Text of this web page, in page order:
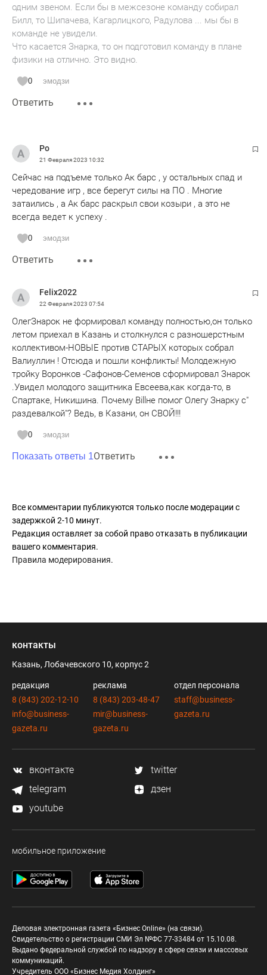
одним звеном. Если бы в межсезоне команду собирал
Билл, то Шипачева, Кагарлицкого, Радулова ... мы бы в
команде не увидели.
Что касается Знарка, то он подготовил команду в плане
физики на отлично. Это видно.
0 эмодзи
Ответить
Ро
21 Февраля 2023 10:32
Сейчас на подъеме только Ак барс , у остальных спад и
чередование игр , все берегут силы на ПО . Многие
затаились , а Ак барс раскрыл свои козыри , а это не
всегда ведет к успеху .
0 эмодзи
Ответить
Felix2022
22 Февраля 2023 07:54
ОлегЗнарок не формировал команду полностью,он только
летом приехал в Казань и столкнулся с разношерстным
коллективом-НОВЫЕ против СТАРЫХ которых собрал
Валиуллин ! Отсюда и пошли конфликты! Молодежную
тройку Воронков -Сафонов-Семенов сформировал Знарок
.Увидел молодого защитника Евсеева,как когда-то, в
Спартаке, Никишина. Почему Billне помог Олегу Знарку с"
раздевалкой"? Ведь, в Казани, он СВОЙ!!!
0 эмодзи
Показать ответы 1Ответить
Все комментарии публикуются только после модерации с
задержкой 2-10 минут.
Редакция оставляет за собой право отказать в публикации
вашего комментария.
Правила модерирования.
контакты
Казань, Лобачевского 10, корпус 2
редакция
8 (843) 202-12-10
info@business-
gazeta.ru
реклама
8 (843) 203-48-47
mir@business-
gazeta.ru
отдел персонала
staff@business-
gazeta.ru
вконтакте
twitter
telegram
дзен
youtube
мобильное приложение
Деловая электронная газета «Бизнес Online» (на связи).
Свидетельство о регистрации СМИ Эл №ФС 77-33484 от 15.10.08.
Выдано федеральной службой по надзору в сфере связи и массовых
коммуникаций.
Учредитель ООО «Бизнес Медия Холдинг»